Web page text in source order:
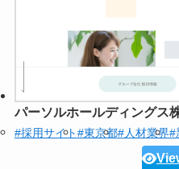
パーソルホールディングス
#採用サイト#東京都#人材業界#